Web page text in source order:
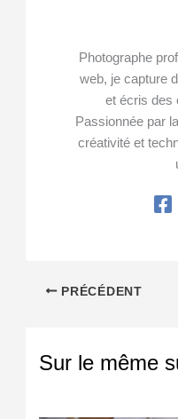
Photographe
web, je capture
et écris des
Passionnée par
créativité et
PRÉCÉDENT
Sur le même